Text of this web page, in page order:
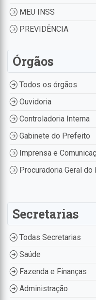
MEU INSS
PREVIDÊNCIA
Órgãos
Todos os órgãos
Ouvidoria
Controladoria Interna
Gabinete do Prefeito
Imprensa e
Procuradoria Geral do
Secretarias
Todas Secretarias
Saúde
Fazenda e Finanças
Administração